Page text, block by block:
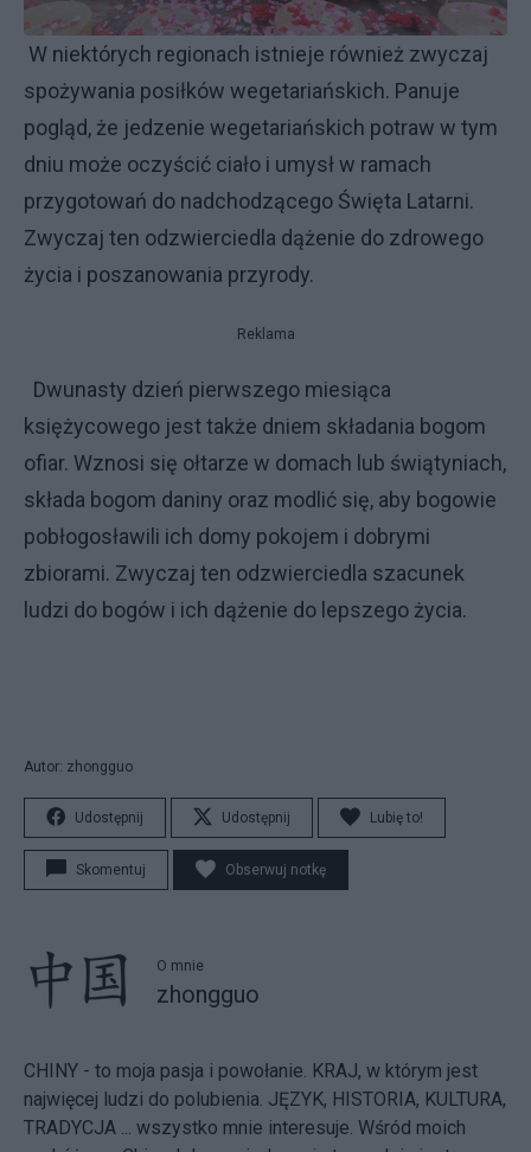
W niektórych regionach istnieje również zwyczaj
spożywania posiłków wegetariańskich. Panuje
pogląd, że jedzenie wegetariańskich potraw w tym
dniu może oczyścić ciało i umysł w ramach
przygotowań do nadchodzącego Święta Latarni.
Zwyczaj ten odzwierciedla dążenie do zdrowego
życia i poszanowania przyrody.
Reklama
Dwunasty dzień pierwszego miesiąca
księżycowego jest także dniem składania bogom
ofiar. Wznosi się ołtarze w domach lub świątyniach,
składa bogom daniny oraz modlić się, aby bogowie
pobłogosławili ich domy pokojem i dobrymi
zbiorami. Zwyczaj ten odzwierciedla szacunek
ludzi do bogów i ich dążenie do lepszego życia.
Autor: zhongguo
Udostępnij Udostępnij Lubię to!
Skomentuj Obserwuj notkę
O mnie
zhongguo
CHINY - to moja pasja i powołanie. KRAJ, w którym jest
najwięcej ludzi do polubienia. JĘZYK, HISTORIA, KULTURA,
TRADYCJA ... wszystko mnie interesuje. Wśród moich